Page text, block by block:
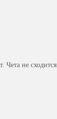
Чета не сходится